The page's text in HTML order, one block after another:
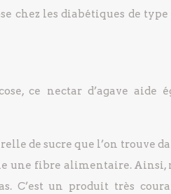
chez les diabétiques de
ce nectar d’agave aide
de sucre que l’on trouve
une fibre alimentaire. Ainsi,
C’est un produit très